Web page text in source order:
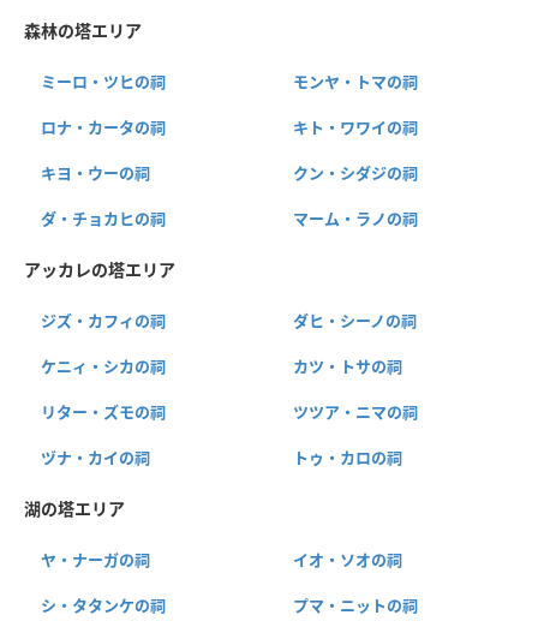
森林の塔エリア
ミーロ・ツヒの祠 モンヤ・トマの祠
ロナ・カータの祠 キト・ワワイの祠
キヨ・ウーの祠 クン・シダジの祠
ダ・チョカヒの祠 マーム・ラノの祠
アッカレの塔エリア
ジズ・カフィの祠 ダヒ・シーノの祠
ケニィ・シカの祠 カツ・トサの祠
リター・ズモの祠 ツツア・ニマの祠
ヅナ・カイの祠 トゥ・カロの祠
湖の塔エリア
ヤ・ナーガの祠 イオ・ソオの祠
シ・タタンケの祠 プマ・ニットの祠